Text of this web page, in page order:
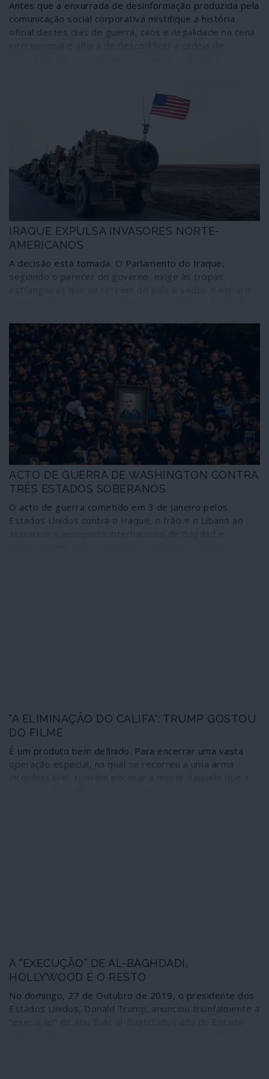
Antes que a enxurrada de desinformação produzida pela
comunicação social corporativa mistifique a história
oficial destes dias de guerra, caos e ilegalidade na cena
sobressaem como os artífices de uma trama que
ameaça o planeta, é importante notar que o “nosso
mundo civilizado”, com a NATO e a União Europeia à
cabeça, não fazem figura de inocentes. Aliás, nem o
governo da República Portuguesa se salva.
IRAQUE EXPULSA INVASORES NORTE-
AMERICANOS
A decisão está tomada. O Parlamento do Iraque,
seguindo o parecer do governo, exige às tropas
condene o ataque norte-americano contra o aeroporto
internacional da capital e também revogou o pedido de
assistência de uma coligação internacional – constituída
por Estados Unidos e outros membros da NATO – para
o combate contra o Isis ou Estado Islâmico. “O que
aconteceu foi um assassínio político; o Iraque não pode
aceitar isso”, resumiu o primeiro-ministro Adel Abdul al-
Mahdi como razão de fundo para a expulsão das tropas
estrangeiras.
ACTO DE GUERRA DE WASHINGTON CONTRA
TRÊS ESTADOS SOBERANOS
O acto de guerra cometido em 3 de Janeiro pelos
Estados Unidos contra o Iraque, o Irão e o Líbano ao
"A ELIMINAÇÃO DO CALIFA": TRUMP GOSTOU
DO FILME
É um produto bem definido. Para encerrar uma vasta
operação especial, na qual se recorreu a uma arma
A “EXECUÇÃO” DE AL-BAGHDADI,
HOLLYWOOD E O RESTO
No domingo, 27 de Outubro de 2019, o presidente dos
Estados Unidos, Donald Trump, anunciou triunfalmente a